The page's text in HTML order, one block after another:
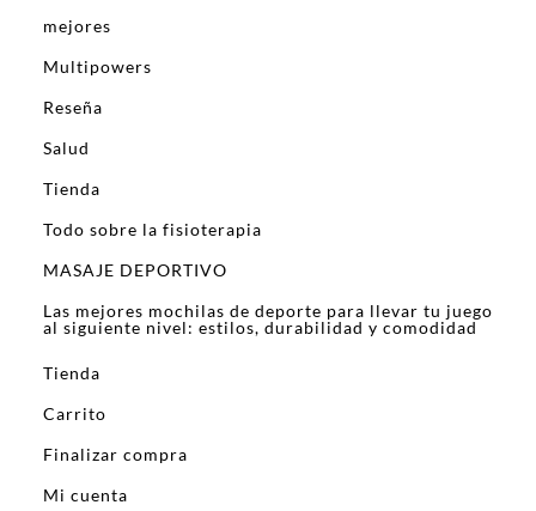
mejores
Multipowers
Reseña
Salud
Tienda
Todo sobre la fisioterapia
MASAJE DEPORTIVO
Las mejores mochilas de deporte para llevar tu juego
al siguiente nivel: estilos, durabilidad y comodidad
Tienda
Carrito
Finalizar compra
Mi cuenta